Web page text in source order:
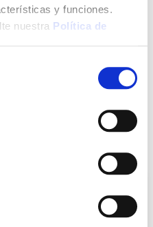
y funciones.
nuestra Política de
Envío a domicilio:
5 días hábiles
+ INFO